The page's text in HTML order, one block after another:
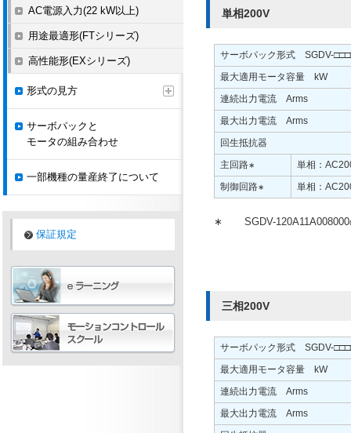
単相200V
サーボパック形式 SGDV-
最大適用モータ容量 kW
連続出力電流 Arms
最大出力電流 Arms
回生抵抗器
主回路∗
単相：
制御回路∗ 単相：
∗ SGDV-
三相200V
サーボパック形式 SGDV-
最大適用モータ容量 kW
連続出力電流 Arms
最大出力電流 Arms
AC電源入力(22 kW以上)
用途最適形(FTシリーズ)
高性能形(EXシリーズ)
形式の見方
サーボパックと
モータの組み合わせ
一部機種の量産終了について
保証規定